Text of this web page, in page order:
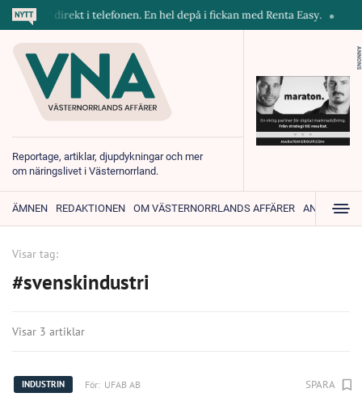
direkt i telefonen. En hel depå i fickan med Renta Easy.
Reportage, artiklar, djupdykningar och mer
om näringslivet i Västernorrland.
ANNONS
ÄMNEN REDAKTIONEN OM VÄSTERNORRLANDS AFFÄRER
Visar tag:
#svenskindustri
Visar 3 artiklar
INDUSTRIN För: UFAB AB SPARA